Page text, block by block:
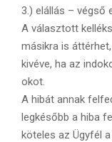
3.) elállás – végső
A választott
másikra is
kivéve, ha az
okot.
A hibát annak
legkésőbb a hiba
köteles az Ügyfél